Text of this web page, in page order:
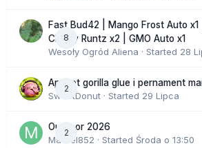
8
Fast Bud42 | Mango Frost Auto x1
Cherry Runtz x2 | GMO Auto x1
Wesoły Ogród Aliena · Started 28
2
Apricot gorilla glue i pernament
SweetDonut · Started 29 Lipca
2
Outdoor 2026
Marcel852 · Started Środa o 13:50